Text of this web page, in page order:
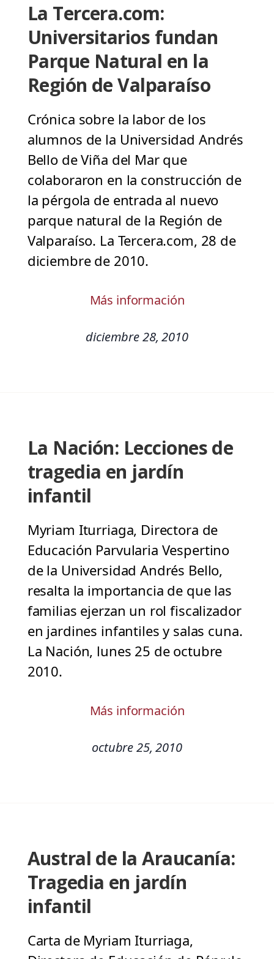
La Tercera.com:
Universitarios fundan
Parque Natural en la
Región de Valparaíso
Crónica sobre la labor de los
alumnos de la Universidad Andrés
Bello de Viña del Mar que
colaboraron en la construcción de
la pérgola de entrada al nuevo
parque natural de la Región de
Valparaíso. La Tercera.com, 28 de
diciembre de 2010.
Más información
diciembre 28, 2010
La Nación: Lecciones de
tragedia en jardín
infantil
Myriam Iturriaga, Directora de
Educación Parvularia Vespertino
de la Universidad Andrés Bello,
resalta la importancia de que las
familias ejerzan un rol fiscalizador
en jardines infantiles y salas cuna.
La Nación, lunes 25 de octubre
2010.
Más información
octubre 25, 2010
Austral de la Araucanía:
Tragedia en jardín
infantil
Carta de Myriam Iturriaga,